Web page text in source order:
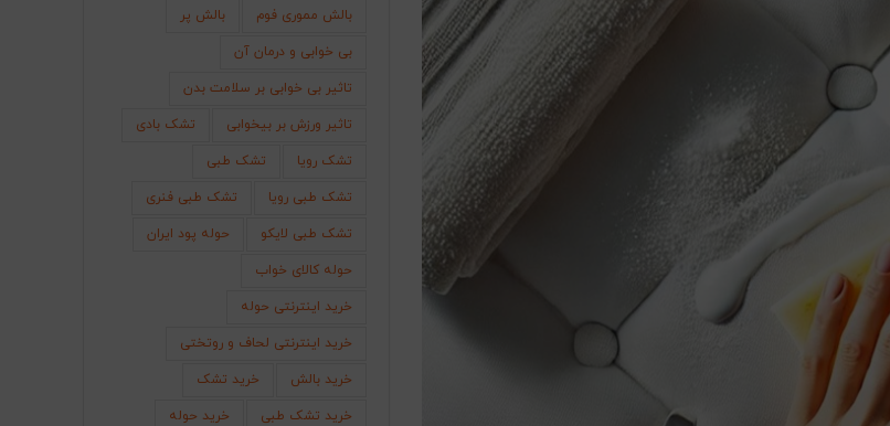
بالش مموری فوم بالش پر
بی خوابی و درمان آن
تاثیر بی خوابی بر سلامت بدن
تاثیر ورزش بر بیخوابی تشک بادی
تشک رویا تشک طبی
تشک طبی رویا تشک طبی فنری
تشک طبی لایکو حوله پود ایران
حوله کالای خواب
خرید اینترنتی حوله
خرید اینترنتی لحاف و روتختی
خرید بالش خرید تشک
خرید تشک طبی خرید حوله